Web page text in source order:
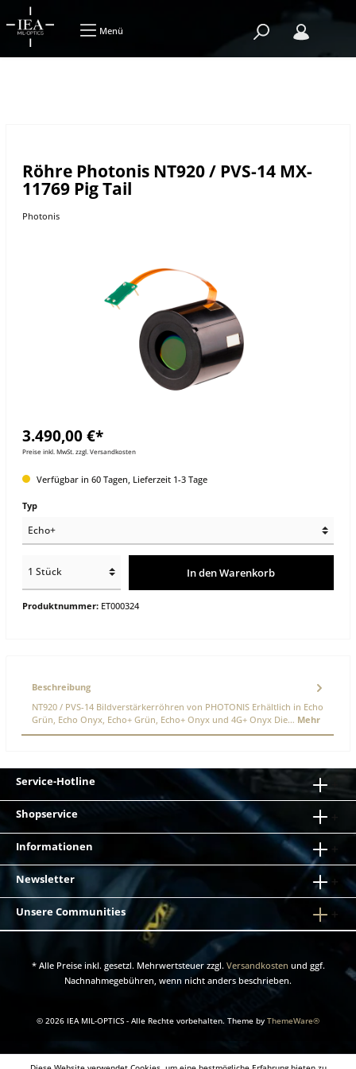
Menü
Röhre Photonis NT920 / PVS-14 MX-
11769 Pig Tail
Photonis
3.490,00 €*
Preise inkl. MwSt. zzgl. Versandkosten
Verfügbar in 60 Tagen, Lieferzeit 1-3 Tage
Typ
In den Warenkorb
Produktnummer: ET000324
Beschreibung
NT920 / PVS-14 Bildverstärkerröhren von PHOTONIS Erhältlich in Echo
Grün, Echo Onyx, Echo+ Grün, Echo+ Onyx und 4G+ Onyx Die… Mehr
Service-Hotline
Shopservice
Informationen
Newsletter
Unsere Communities
* Alle Preise inkl. gesetzl. Mehrwertsteuer zzgl. Versandkosten und ggf.
Nachnahmegebühren, wenn nicht anders beschrieben.
© 2026 IEA MIL-OPTICS - Alle Rechte vorbehalten. Theme by ThemeWare®